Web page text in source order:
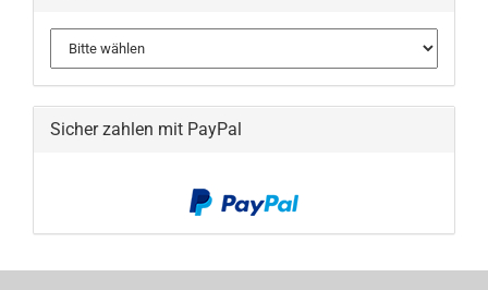
Sicher zahlen mit PayPal